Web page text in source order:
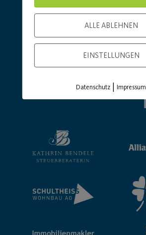
ALLE ABLEHNEN
EINSTELLUNGEN
Datenschutz |Impressum